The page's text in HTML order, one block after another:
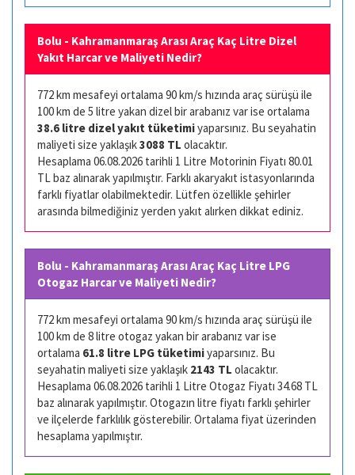
Bolu - Kahramanmaraş Arası Araç Kaç Litre Dizel
Yakıt Harcar ve Maliyeti Nedir?
772 km mesafeyi ortalama 90 km/s hızında araç sürüşü ile
100 km de 5 litre yakan dizel bir arabanız var ise ortalama
38.6 litre dizel yakıt tüketimiyaparsınız. Bu seyahatin
maliyeti size yaklaşık3088 TL olacaktır.
Hesaplama 06.08.2026 tarihli 1 Litre Motorinin Fiyatı 80.01
TL baz alınarak yapılmıştır. Farklı akaryakıt istasyonlarında
farklı fiyatlar olabilmektedir. Lütfen özellikle şehirler
arasında bilmediğiniz yerden yakıt alırken dikkat ediniz.
Bolu - Kahramanmaraş Arası Araç Kaç Litre LPG
Otogaz Harcar ve Maliyeti Nedir?
772 km mesafeyi ortalama 90 km/s hızında araç sürüşü ile
100 km de 8 litre otogaz yakan bir arabanız var ise
ortalama 61.8 litre LPG tüketimiyaparsınız. Bu
seyahatin maliyeti size yaklaşık 2143 TL olacaktır.
Hesaplama 06.08.2026 tarihli 1 Litre Otogaz Fiyatı 34.68 TL
baz alınarak yapılmıştır. Otogazın litre fiyatı farklı şehirler
ve ilçelerde farklılık gösterebilir. Ortalama fiyat üzerinden
hesaplama yapılmıştır.